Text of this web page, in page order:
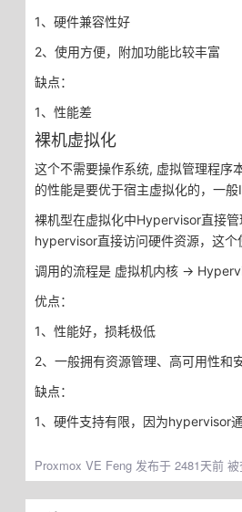
1、硬件兼容性好
2、使用方便，附加功能比较丰富
缺点：
1、性能差
裸机虚拟化
这个不需要操作系统, 虚拟管理程
的性能是要优于宿主虚拟化的，一
裸机型在虚拟化中Hypervisor直接
hypervisor直接访问硬件资源，这个
调用的流程是 虚拟机内核 ->
优点：
1、性能好，损耗极低
2、一般拥有资源管理、高可用性和
缺点：
1、硬件支持有限，因为hypervisor
Proxmox VE Feng 发布于 2481天前